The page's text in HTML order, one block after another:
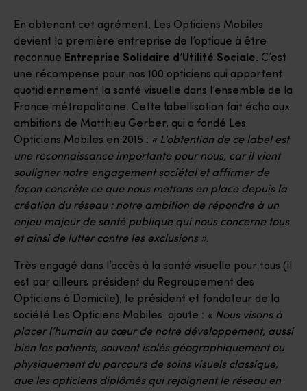
En obtenant cet agrément, Les Opticiens Mobiles
devient la première entreprise de l’optique à être
reconnue Entreprise Solidaire d’Utilité Sociale. C’est
une récompense pour nos 100 opticiens qui apportent
quotidiennement la santé visuelle dans l’ensemble de la
France métropolitaine. Cette labellisation fait écho aux
ambitions de Matthieu Gerber, qui a fondé Les
Opticiens Mobiles en 2015 : « L’obtention de ce label est
une reconnaissance importante pour nous, car il vient
souligner notre engagement sociétal et affirmer de
façon concrète ce que nous mettons en place depuis la
création du réseau : notre ambition de répondre à un
enjeu majeur de santé publique qui nous concerne tous
et ainsi de lutter contre les exclusions ».
Très engagé dans l’accès à la santé visuelle pour tous (il
est par ailleurs président du Regroupement des
Opticiens à Domicile), le président et fondateur de la
société Les Opticiens Mobiles ajoute : « Nous visons à
placer l’humain au cœur de notre développement, aussi
bien les patients, souvent isolés géographiquement ou
physiquement du parcours de soins visuels classique,
que les opticiens diplômés qui rejoignent le réseau en